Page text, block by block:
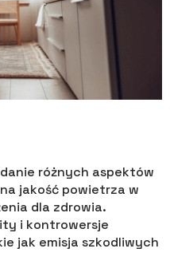
różnych aspektów
jakość powietrza w
dla zdrowia.
i kontrowersje
jak emisja szkodliwych